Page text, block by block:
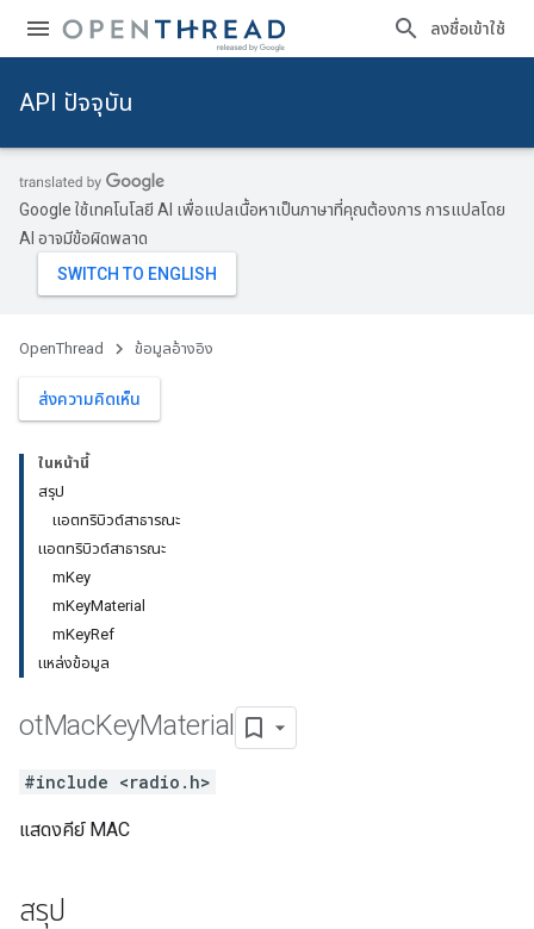
ลงชื่อเข้าใช้
API ปัจจุบัน
Google ใช้เทคโนโลยี AI เพื่อแปลเนื้อหาเป็นภาษาที่คุณต้องการ การแปลโดย
AI อาจมีข้อผิดพลาด
OpenThread ข้อมูลอ้างอิง
ส่งความคิดเห็น
ในหน้านี้
สรุป
แอตทริบิวต์สาธารณะ
แอตทริบิวต์สาธารณะ
mKey
mKeyMaterial
mKeyRef
แหล่งข้อมูล
otMacKeyMaterial
#include <radio.h>
แสดงคีย์ MAC
สรุป